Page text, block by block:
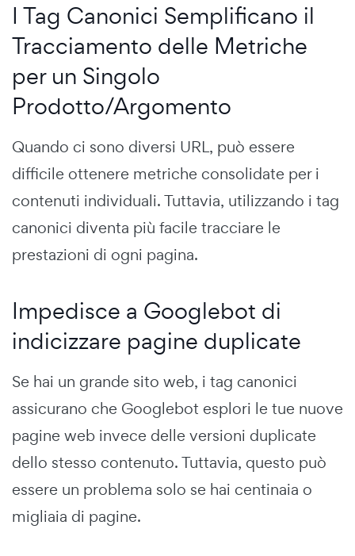
I Tag Canonici Semplificano il
Tracciamento delle Metriche
per un Singolo
Prodotto/Argomento
Quando ci sono diversi URL, può essere
difficile ottenere metriche consolidate per i
contenuti individuali. Tuttavia, utilizzando i tag
canonici diventa più facile tracciare le
prestazioni di ogni pagina.
Impedisce a Googlebot di
indicizzare pagine duplicate
Se hai un grande sito web, i tag canonici
assicurano che Googlebot esplori le tue nuove
pagine web invece delle versioni duplicate
dello stesso contenuto. Tuttavia, questo può
essere un problema solo se hai centinaia o
migliaia di pagine.